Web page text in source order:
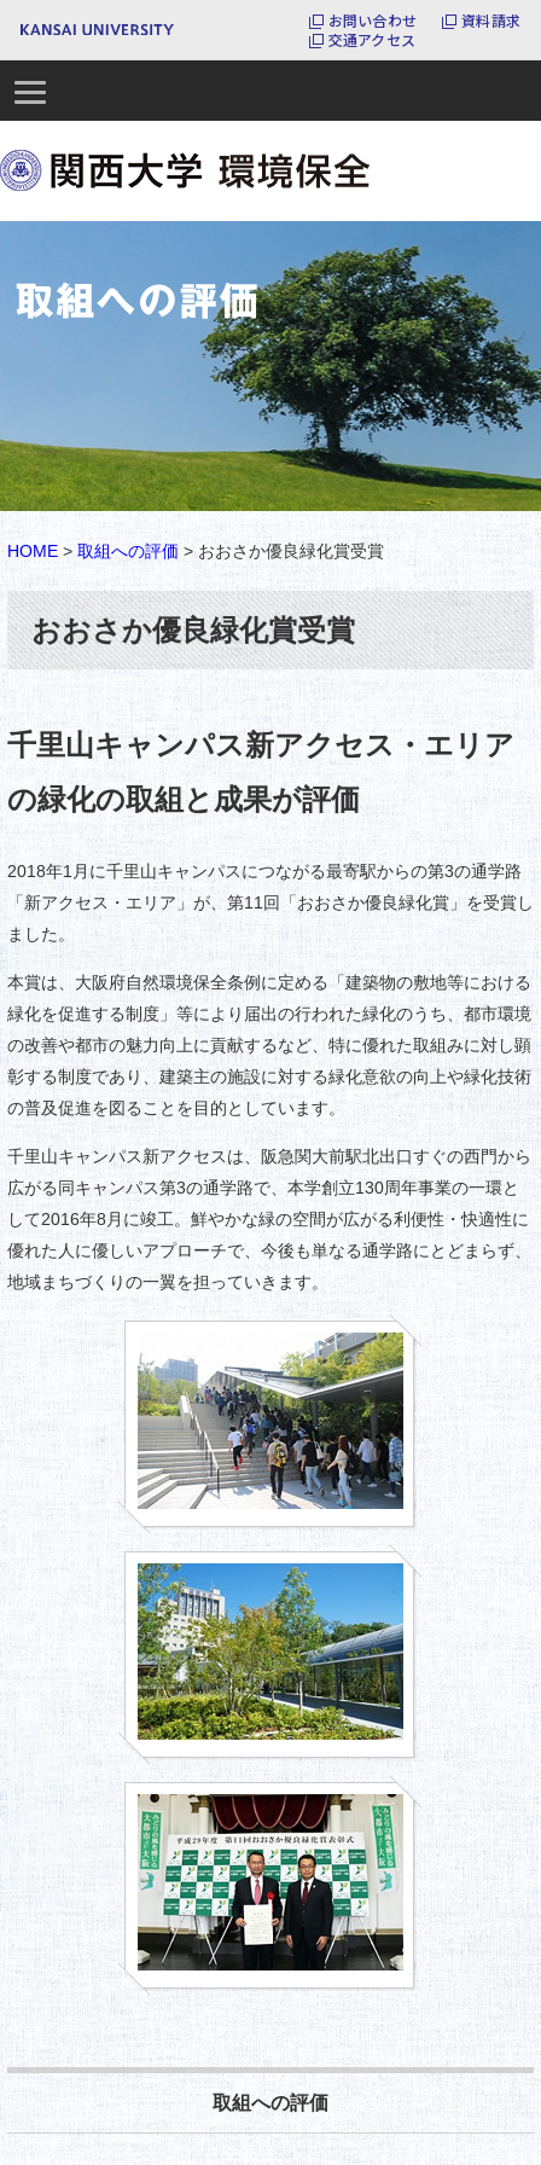
お問い合わせ
資料請求
交通アクセス
HOME> 取組への評価 > おおさか優良緑化賞受賞
おおさか優良緑化賞受賞
千里山キャンパス新アクセス・エリア
の緑化の取組と成果が評価
2018年1月に千里山キャンパスにつながる最寄駅からの第3の通学路
「新アクセス・エリア」が、第11回「おおさか優良緑化賞」を受賞し
ました。
本賞は、大阪府自然環境保全条例に定める「建築物の敷地等における
緑化を促進する制度」等により届出の行われた緑化のうち、都市環境
の改善や都市の魅力向上に貢献するなど、特に優れた取組みに対し顕
彰する制度であり、建築主の施設に対する緑化意欲の向上や緑化技術
の普及促進を図ることを目的としています。
千里山キャンパス新アクセスは、阪急関大前駅北出口すぐの西門から
広がる同キャンパス第3の通学路で、本学創立130周年事業の一環と
して2016年8月に竣工。鮮やかな緑の空間が広がる利便性・快適性に
優れた人に優しいアプローチで、今後も単なる通学路にとどまらず、
地域まちづくりの一翼を担っていきます。
取組への評価